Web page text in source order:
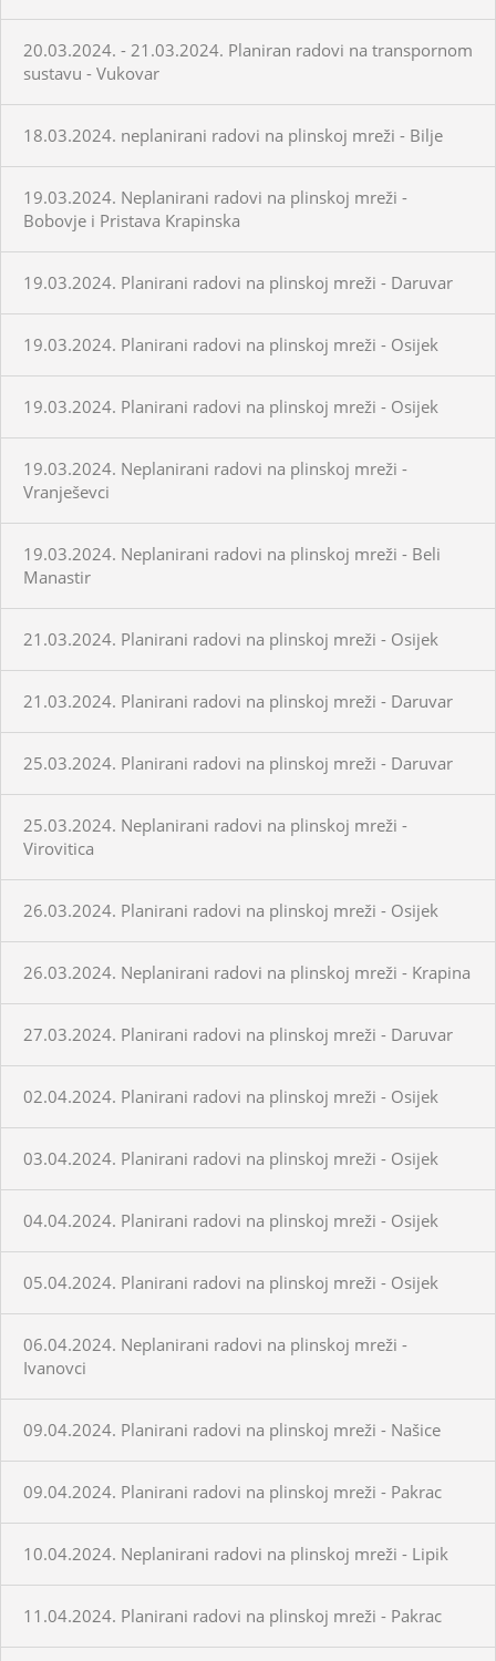
20.03.2024. - 21.03.2024. Planiran radovi na transpornom
sustavu - Vukovar
18.03.2024. neplanirani radovi na plinskoj mreži - Bilje
19.03.2024. Neplanirani radovi na plinskoj mreži -
Bobovje i Pristava Krapinska
19.03.2024. Planirani radovi na plinskoj mreži - Daruvar
19.03.2024. Planirani radovi na plinskoj mreži - Osijek
19.03.2024. Planirani radovi na plinskoj mreži - Osijek
19.03.2024. Neplanirani radovi na plinskoj mreži -
Vranješevci
19.03.2024. Neplanirani radovi na plinskoj mreži - Beli
Manastir
21.03.2024. Planirani radovi na plinskoj mreži - Osijek
21.03.2024. Planirani radovi na plinskoj mreži - Daruvar
25.03.2024. Planirani radovi na plinskoj mreži - Daruvar
25.03.2024. Neplanirani radovi na plinskoj mreži -
Virovitica
26.03.2024. Planirani radovi na plinskoj mreži - Osijek
26.03.2024. Neplanirani radovi na plinskoj mreži - Krapina
27.03.2024. Planirani radovi na plinskoj mreži - Daruvar
02.04.2024. Planirani radovi na plinskoj mreži - Osijek
03.04.2024. Planirani radovi na plinskoj mreži - Osijek
04.04.2024. Planirani radovi na plinskoj mreži - Osijek
05.04.2024. Planirani radovi na plinskoj mreži - Osijek
06.04.2024. Neplanirani radovi na plinskoj mreži -
Ivanovci
09.04.2024. Planirani radovi na plinskoj mreži - Našice
09.04.2024. Planirani radovi na plinskoj mreži - Pakrac
10.04.2024. Neplanirani radovi na plinskoj mreži - Lipik
11.04.2024. Planirani radovi na plinskoj mreži - Pakrac